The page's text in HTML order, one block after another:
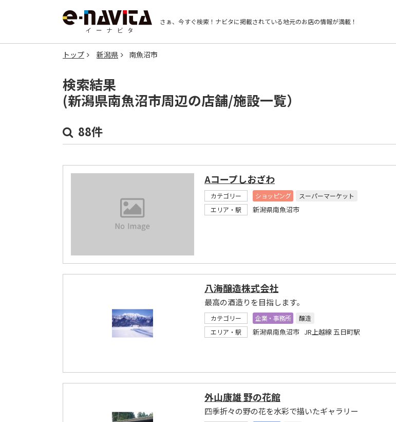
さぁ、今すぐ検索！ ナビタに掲載されている地元のお店の情報が満載！
トップ 新潟県 南魚沼市
検索結果
(新潟県南魚沼市周辺の店舗/施設一覧）
88件
Aコープしおざわ
カテゴリー ショッピング
スーパーマーケット
エリア・駅
新潟県南魚沼市
八海醸造株式会社
最高の酒造りを目指します。
カテゴリー 企業・事務所
醸造
エリア・駅
新潟県南魚沼市 JR上越線 五日町駅
外山康雄 野の花館
四季折々の野の花を水彩で描いたギャラリー